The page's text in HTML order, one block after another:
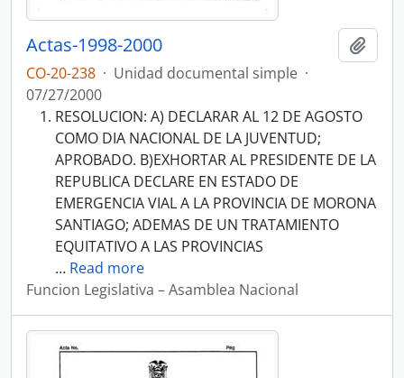
Actas-1998-2000
CO-20-238 · Unidad documental simple ·
07/27/2000
RESOLUCION: A) DECLARAR AL 12 DE AGOSTO
COMO DIA NACIONAL DE LA JUVENTUD;
APROBADO. B)EXHORTAR AL PRESIDENTE DE LA
REPUBLICA DECLARE EN ESTADO DE
EMERGENCIA VIAL A LA PROVINCIA DE MORONA
SANTIAGO; ADEMAS DE UN TRATAMIENTO
EQUITATIVO A LAS PROVINCIAS
… Read more
Funcion Legislativa – Asamblea Nacional